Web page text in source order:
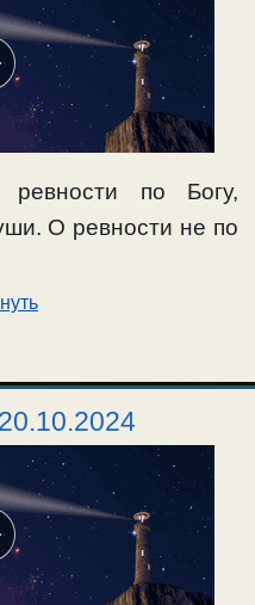
по Богу,
О ревности не по